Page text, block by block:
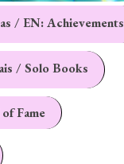
/ EN: Achievements
/ Solo Books
Fame